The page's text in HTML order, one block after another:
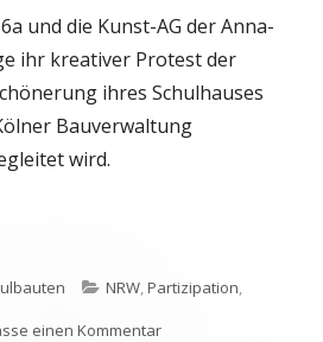
und die Kunst-AG der Anna-
ihr kreativer Protest der
ihres Schulhauses
Bauverwaltung
wird.
Schüler-Protest: Endlich
Kategorien
NRW,Partizipation,
einen Kommentarzu Kreativer Schüler-